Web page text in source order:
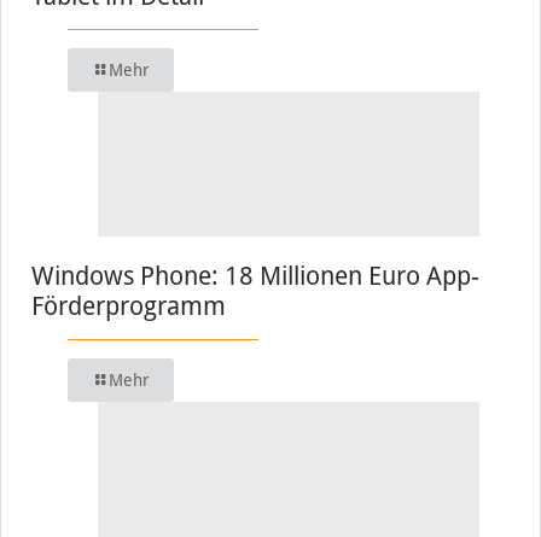
Mehr
Windows Phone: 18 Millionen Euro App-
Förderprogramm
Mehr